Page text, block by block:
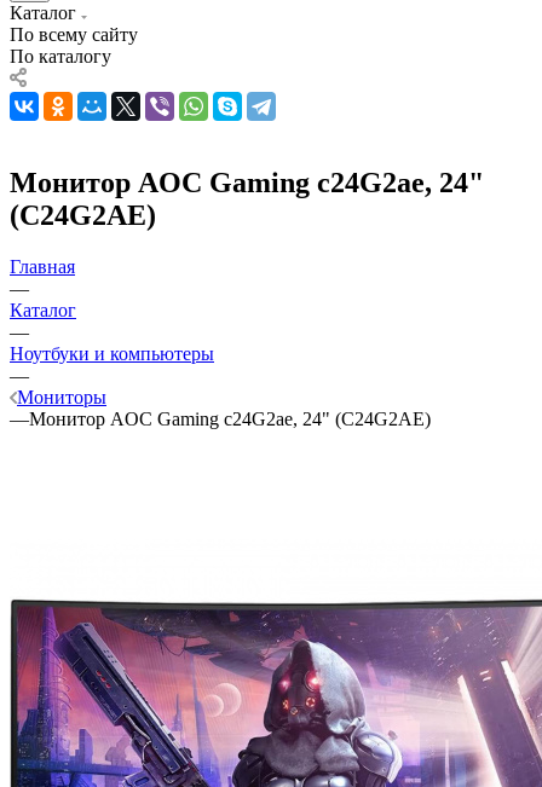
Каталог
По всему сайту
По каталогу
Монитор AOC Gaming c24G2ae, 24"
(C24G2AE)
Главная
—
Каталог
—
Ноутбуки и компьютеры
—
Мониторы
—Монитор AOC Gaming c24G2ae, 24" (C24G2AE)